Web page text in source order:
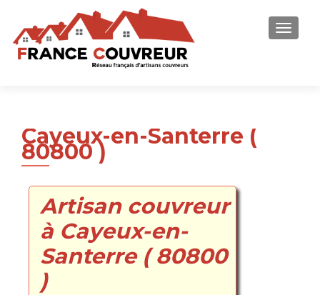
Cayeux-en-Santerre (
80800 )
Artisan couvreur
à Cayeux-en-
Santerre ( 80800
)